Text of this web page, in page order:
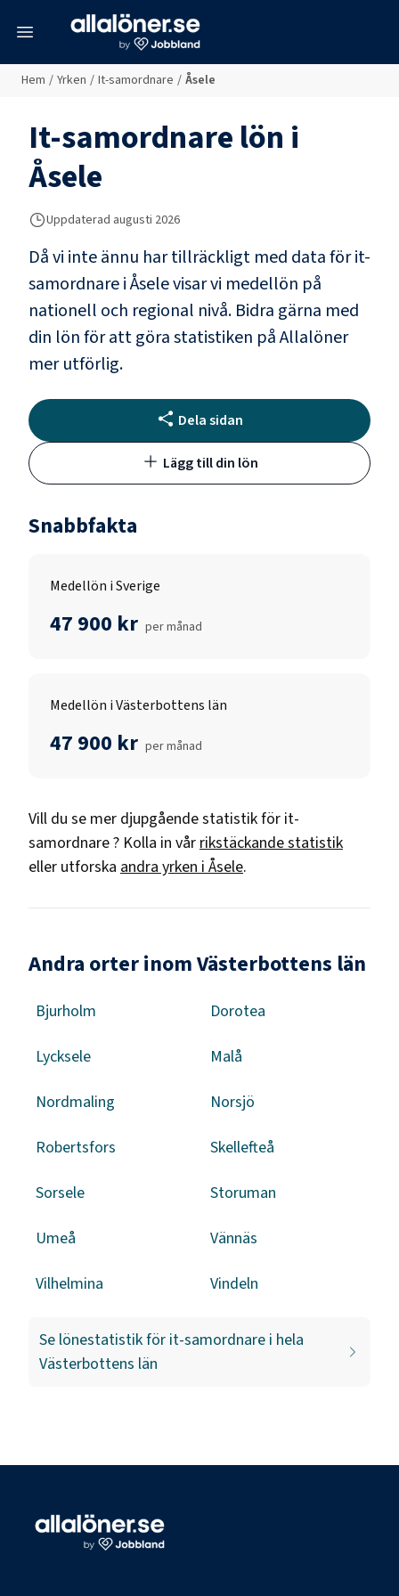
Hem / Yrken / It-samordnare / Åsele
It-samordnarelön i
Åsele
Uppdaterad augusti 2026
Då vi inte ännu har tillräckligt med data förit-
samordnareiÅselevisar vi medellön på
nationell och regional nivå. Bidra gärna med
din lön för att göra statistiken på Allalöner
mer utförlig.
Dela sidan
Lägg till din lön
Snabbfakta
Medellön i Sverige
47 900 kr per månad
Medellön i Västerbottens län
47 900 kr per månad
Vill du se mer djupgående statistik för it-
samordnare? Kolla in vår rikstäckande statistik
eller utforska andra yrken i Åsele.
Andra orter inom Västerbottens län
Bjurholm Dorotea
Lycksele Malå
Nordmaling Norsjö
Robertsfors Skellefteå
Sorsele Storuman
Umeå Vännäs
Vilhelmina Vindeln
Se lönestatistik för it-samordnare i hela
Västerbottens län